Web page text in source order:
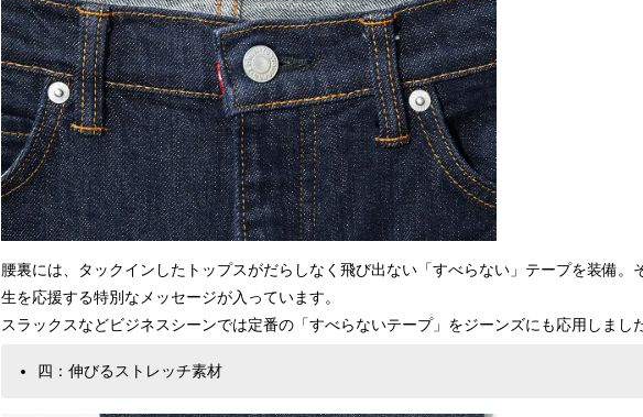
腰裏には、タックインしたトップスがだらしなく飛び出ない「すべらない」テープを装備。
生を応援する特別なメッセージが入っています。
スラックスなどビジネスシーンでは定番の「すべらないテープ」をジーンズにも応用しまし
四：伸びるストレッチ素材